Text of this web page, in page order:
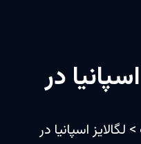
در
> لگالایز اسپانیا در